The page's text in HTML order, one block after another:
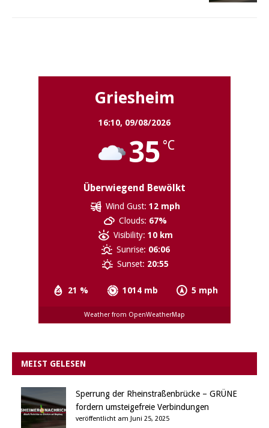
Griesheim
16:10, 09/08/2026
35 °C
Überwiegend Bewölkt
21 % 1014 mb 5 mph
Wind Gust: 12 mph
Clouds: 67%
Visibility: 10 km
Sunrise: 06:06
Sunset: 20:55
Weather from OpenWeatherMap
MEIST GELESEN
Sperrung der Rheinstraßenbrücke – GRÜNE
fordern umsteigefreie Verbindungen
veröffentlicht am Juni 25, 2025